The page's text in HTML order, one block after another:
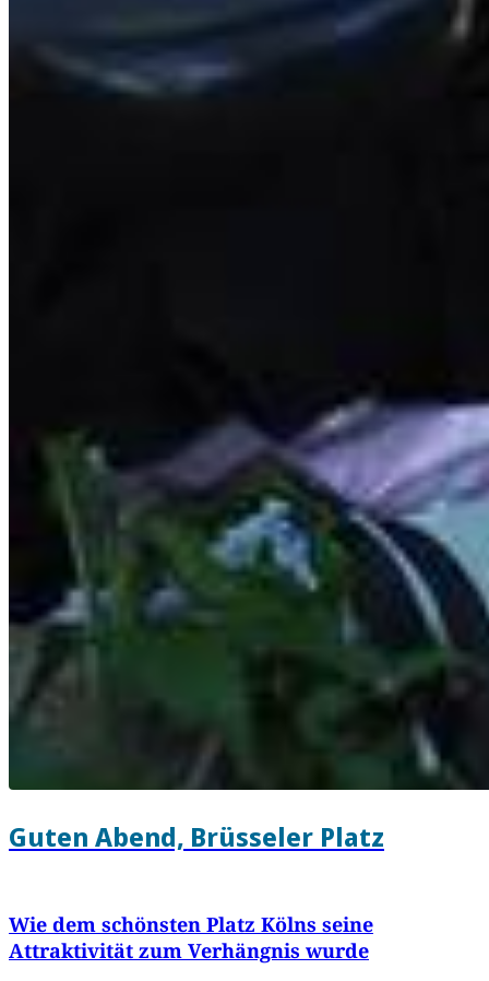
Guten Abend, Brüsseler Platz
Wie dem schönsten Platz Kölns seine
Attraktivität zum Verhängnis wurde